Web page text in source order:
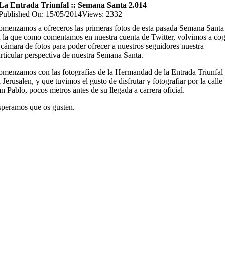
Entrada Triunfal :: Semana Santa 2.014
On: 15/05/2014Views: 2332
a ofreceros las primeras fotos de esta pasada Semana Santa
la que como comentamos en nuestra cuenta de Twitter, volvimos a
de fotos para poder ofrecer a nuestros seguidores nuestra
perspectiva de nuestra Semana Santa.
con las fotografías de la Hermandad de la Entrada Triunfal
Jerusalen, y que tuvimos el gusto de disfrutar y fotografiar por la calle
Pablo, pocos metros antes de su llegada a carrera oficial.
que os gusten.